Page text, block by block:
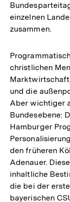
einzelnen
zusammen.
christlichen
und die
Aber wichtiger
Bundesebene:
Hamburger
den früheren
Adenauer.
inhaltliche
die bei der
bayerischen